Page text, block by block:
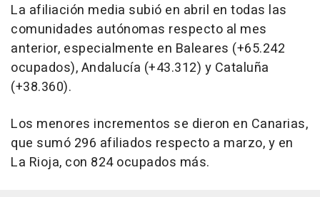
La afiliación media subió en abril en todas las
comunidades autónomas respecto al mes
anterior, especialmente en Baleares (+65.242
ocupados), Andalucía (+43.312) y Cataluña
(+38.360).
Los menores incrementos se dieron en Canarias,
que sumó 296 afiliados respecto a marzo, y en
La Rioja, con 824 ocupados más.